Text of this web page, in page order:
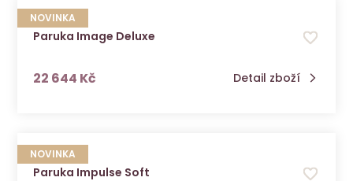
NOVINKA
Paruka Image Deluxe
22 644 Kč Detail zboží
NOVINKA
Paruka Impulse Soft